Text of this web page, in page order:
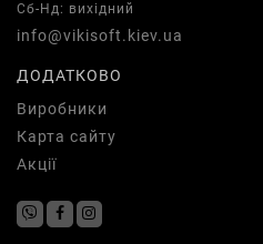
Сб-Нд: вихідний
info@vikisoft.kiev.ua
ДОДАТКОВО
Виробники
Карта сайту
Акції